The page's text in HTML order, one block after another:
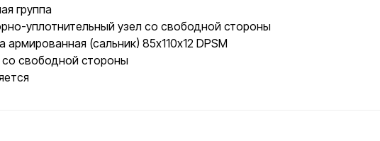
группа
уплотнительный узел со свободной стороны
(сальник) 85х110х12 DPSM
со свободной стороны